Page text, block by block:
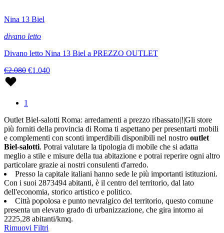
Nina 13 Biel
divano letto
Divano letto Nina 13 Biel a PREZZO OUTLET
€2.080 €1.040
1
Outlet Biel-salotti Roma: arredamenti a prezzo ribassato|!|Gli store
più forniti della provincia di Roma ti aspettano per presentarti mobili
e complementi con sconti imperdibili disponibili nel nostro outlet
Biel-salotti. Potrai valutare la tipologia di mobile che si adatta
meglio a stile e misure della tua abitazione e potrai reperire ogni altro
particolare grazie ai nostri consulenti d'arredo.
Presso la capitale italiani hanno sede le più importanti istituzioni.
Con i suoi 2873494 abitanti, è il centro del territorio, dal lato
dell'economia, storico artistico e politico.
Città popolosa e punto nevralgico del territorio, questo comune
presenta un elevato grado di urbanizzazione, che gira intorno ai
2225,28 abitanti/kmq.
Rimuovi Filtri